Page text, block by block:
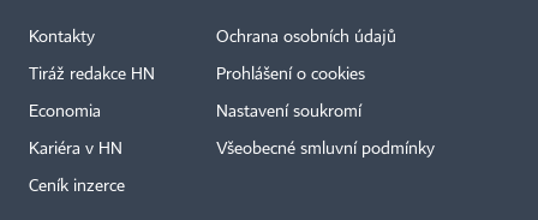
Kontakty
Tiráž redakce HN
Economia
Kariéra v HN
Ceník inzerce
Ochrana osobních údajů
Prohlášení o cookies
Nastavení soukromí
Všeobecné smluvní podmínky